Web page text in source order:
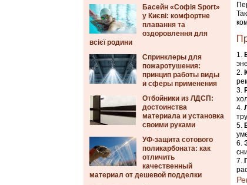
Басейн «Софія Sport»
у Києві: комфортне
плавання та
оздоровлення для
всієї родини
Спринклеры для
пожаротушения:
принцип работы виды
и сферы применения
Отбойники из ЛДСП:
достоинства
материала и установка
своими руками
УФ-защита сотового
поликарбоната: как
отличить
качественный
материал от дешевой подделки